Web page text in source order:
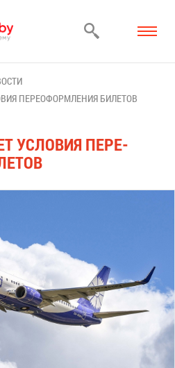
ПЕ­РЕ­ОФОРМ­ЛЕ­НИЯ БИ­ЛЕ­ТОВ
УСЛО­ВИЯ ПЕ­РЕ­